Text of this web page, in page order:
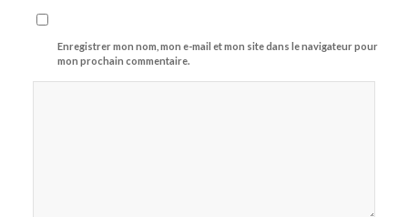
Enregistrer mon nom, mon e-mail et mon site dans le navigateur pour
mon prochain commentaire.